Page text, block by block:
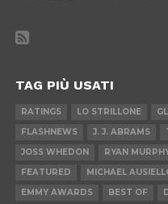
TAG PIÙ USATI
RATINGS LO STRILLONE
FLASHNEWS
J. J. ABRAMS
JOSS WHEDON
RYAN
FEATURED
MICHAEL
EMMY AWARDS
BEST OF